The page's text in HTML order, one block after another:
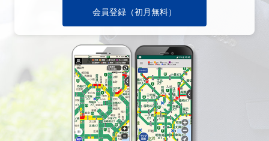
会員登録（初月無料）